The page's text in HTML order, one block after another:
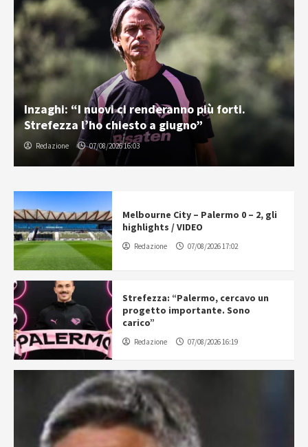
Inzaghi: “I nuovi ci renderanno più forti.
Strefezza l’ho chiesto a giugno”
Redazione 07/08/2026 16:03
Melbourne City – Palermo 0 – 2, gli
highlights / VIDEO
Redazione 07/08/2026 17:02
Strefezza: “Palermo, cercavo un
progetto importante. Sono
carico”
Redazione 07/08/2026 16:19